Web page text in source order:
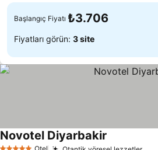
Başlangıç Fiyatı ₺3.706
Fiyatları görün: 3 site
Otel
Novotel Diyarbakir